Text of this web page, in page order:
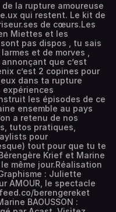
la rupture amoureuse
qui restent. Le kit de
de cœurs.Les
Miettes et les
pas dispos , tu sais
et de morves ,
que c’est
c’est 2 copines pour
dans ta rupture
expériences
les épisodes de ce
ensemble au pays
a retenu de nos
tutos pratiques,
pour
tout pour que tu te
Krief et Marine
même jour.Réalisation
: Juliette
AMOUR, le spectacle
berengereket
BAOUSSON :